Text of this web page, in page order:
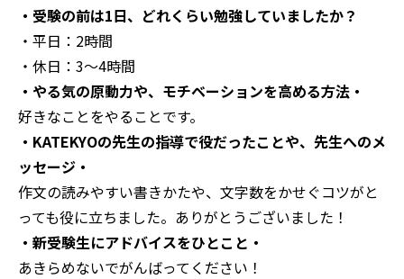
・受験の前は1日、どれくらい勉強していましたか？
・平日：2時間
・休日：3〜4時間
・やる気の原動力や、モチベーションを高める方法・
好きなことをやることです。
・KATEKYOの先生の指導で役だったことや、先生へのメ
ッセージ・
作文の読みやすい書きかたや、文字数をかせぐコツがと
っても役に立ちました。ありがとうございました！
・新受験生にアドバイスをひとこと・
あきらめないでがんばってください！